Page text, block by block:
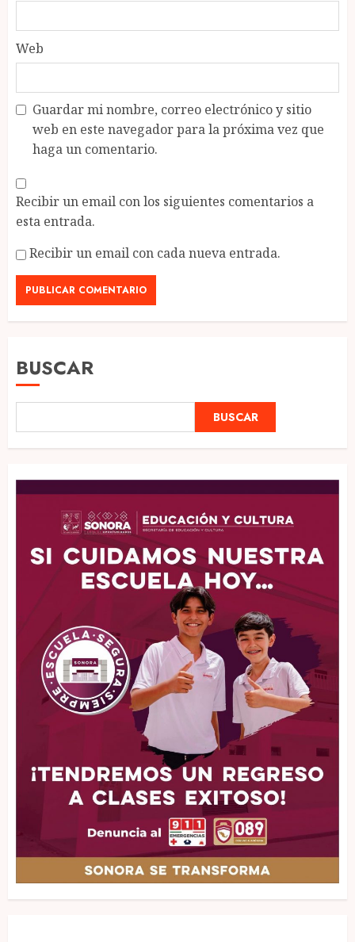
Web
Guardar mi nombre, correo electrónico y sitio
web en este navegador para la próxima vez que
haga un comentario.
Recibir un email con los siguientes comentarios a
esta entrada.
Recibir un email con cada nueva entrada.
BUSCAR
BUSCAR